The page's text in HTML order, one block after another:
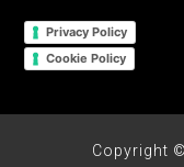
Privacy Policy
Cookie Policy
Copyright